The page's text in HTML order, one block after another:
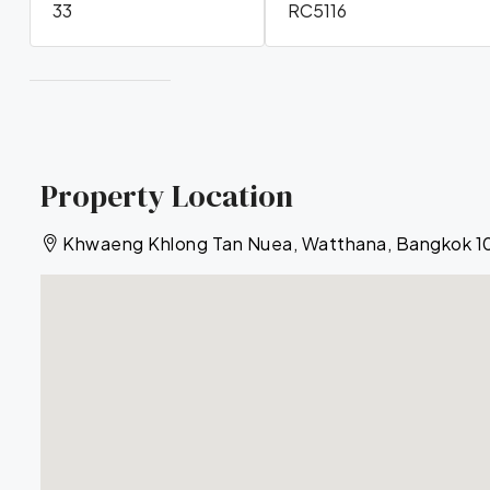
33 RC5116
Property Location
Khwaeng Khlong Tan Nuea, Watthana, Bangkok